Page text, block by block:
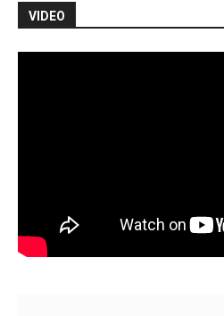
VIDEO